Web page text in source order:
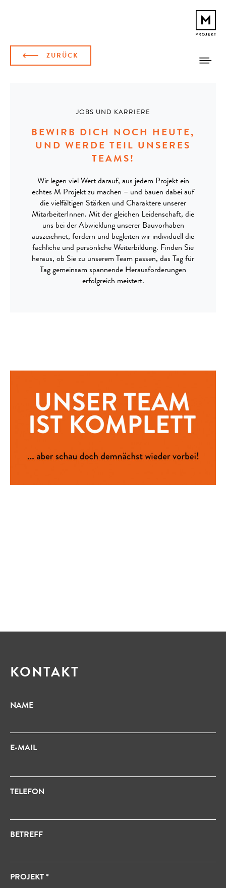
ZURÜCK
JOBS UND KARRIERE
BEWIRB DICH NOCH HEUTE,
UND WERDE TEIL UNSERES
TEAMS!
Wir legen viel Wert darauf, aus jedem Projekt ein
echtes M Projekt zu machen – und bauen dabei auf
die vielfältigen Stärken und Charaktere unserer
MitarbeiterInnen. Mit der gleichen Leidenschaft, die
uns bei der Abwicklung unserer Bauvorhaben
auszeichnet, fördern und begleiten wir individuell die
fachliche und persönliche Weiterbildung. Finden Sie
heraus, ob Sie zu unserem Team passen, das Tag für
Tag gemeinsam spannende Herausforderungen
erfolgreich meistert.
KONTAKT
NAME
E-MAIL
TELEFON
BETREFF
PROJEKT *